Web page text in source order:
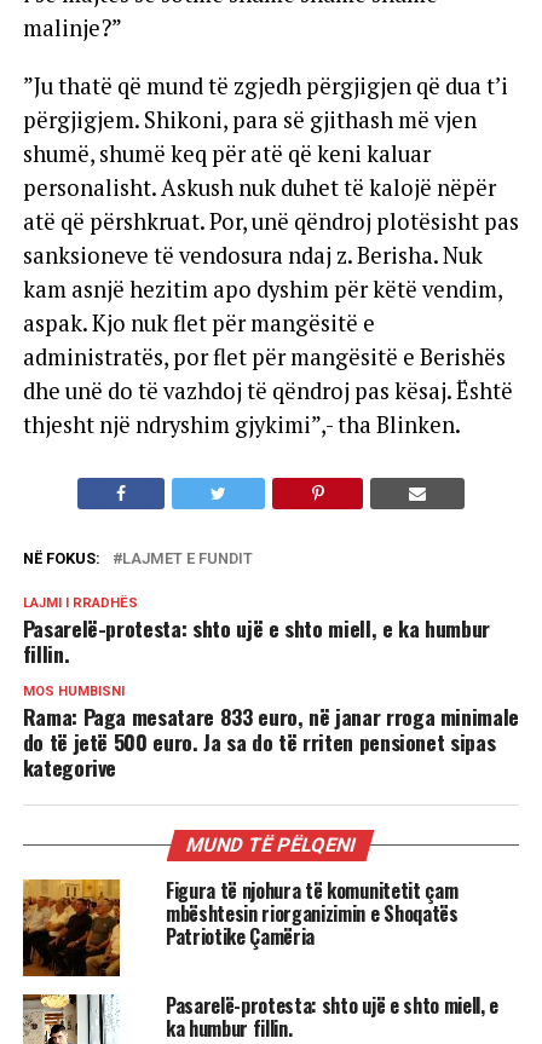
malinje?”
”Ju thatë që mund të zgjedh përgjigjen që dua t’i
përgjigjem. Shikoni, para së gjithash më vjen
shumë, shumë keq për atë që keni kaluar
personalisht. Askush nuk duhet të kalojë nëpër
atë që përshkruat. Por, unë qëndroj plotësisht pas
sanksioneve të vendosura ndaj z. Berisha. Nuk
kam asnjë hezitim apo dyshim për këtë vendim,
aspak. Kjo nuk flet për mangësitë e
administratës, por flet për mangësitë e Berishës
dhe unë do të vazhdoj të qëndroj pas kësaj. Është
thjesht një ndryshim gjykimi”,- tha Blinken.
NË FOKUS: LAJMET E FUNDIT
LAJMI I RRADHËS
Pasarelë-protesta: shto ujë e shto miell, e ka humbur
fillin.
MOS HUMBISNI
Rama: Paga mesatare 833 euro, në janar rroga minimale
do të jetë 500 euro. Ja sa do të rriten pensionet sipas
kategorive
MUND TË PËLQENI
Figura të njohura të komunitetit çam
mbështesin riorganizimin e Shoqatës
Patriotike Çamëria
Pasarelë-protesta: shto ujë e shto miell, e
ka humbur fillin.